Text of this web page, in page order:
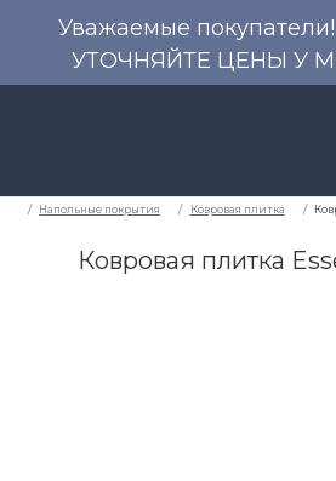
Уважаемые
УТОЧНЯЙТЕ ЦЕНЫ У
Ковровая плитка